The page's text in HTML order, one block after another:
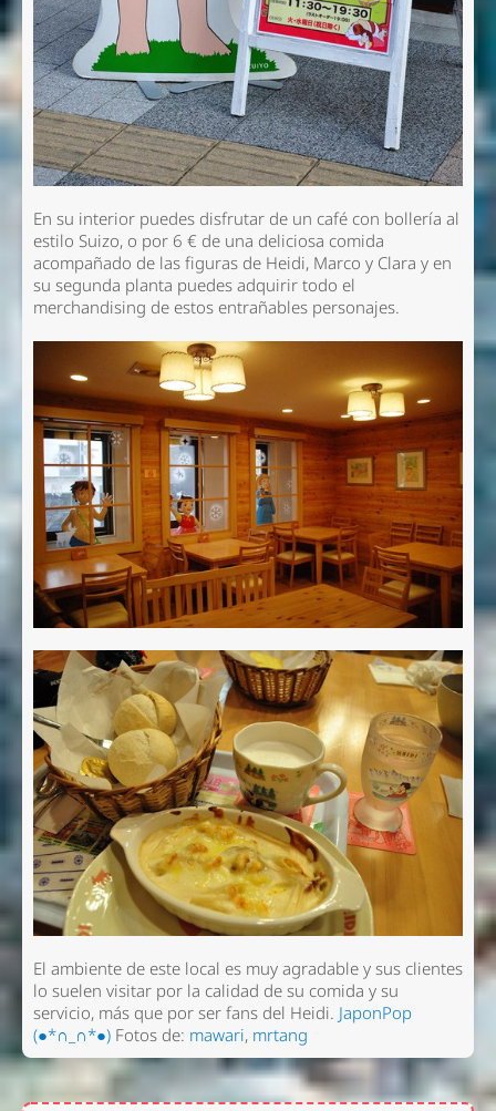
En su interior puedes disfrutar de un café con bollería al
estilo Suizo, o por 6 € de una deliciosa comida
acompañado de las figuras de Heidi, Marco y Clara y en
su segunda planta puedes adquirir todo el
merchandising de estos entrañables personajes.
El ambiente de este local es muy agradable y sus clientes
lo suelen visitar por la calidad de su comida y su
servicio, más que por ser fans del Heidi. JaponPop
(●*∩_∩*●)Fotos de: mawari, mrtang